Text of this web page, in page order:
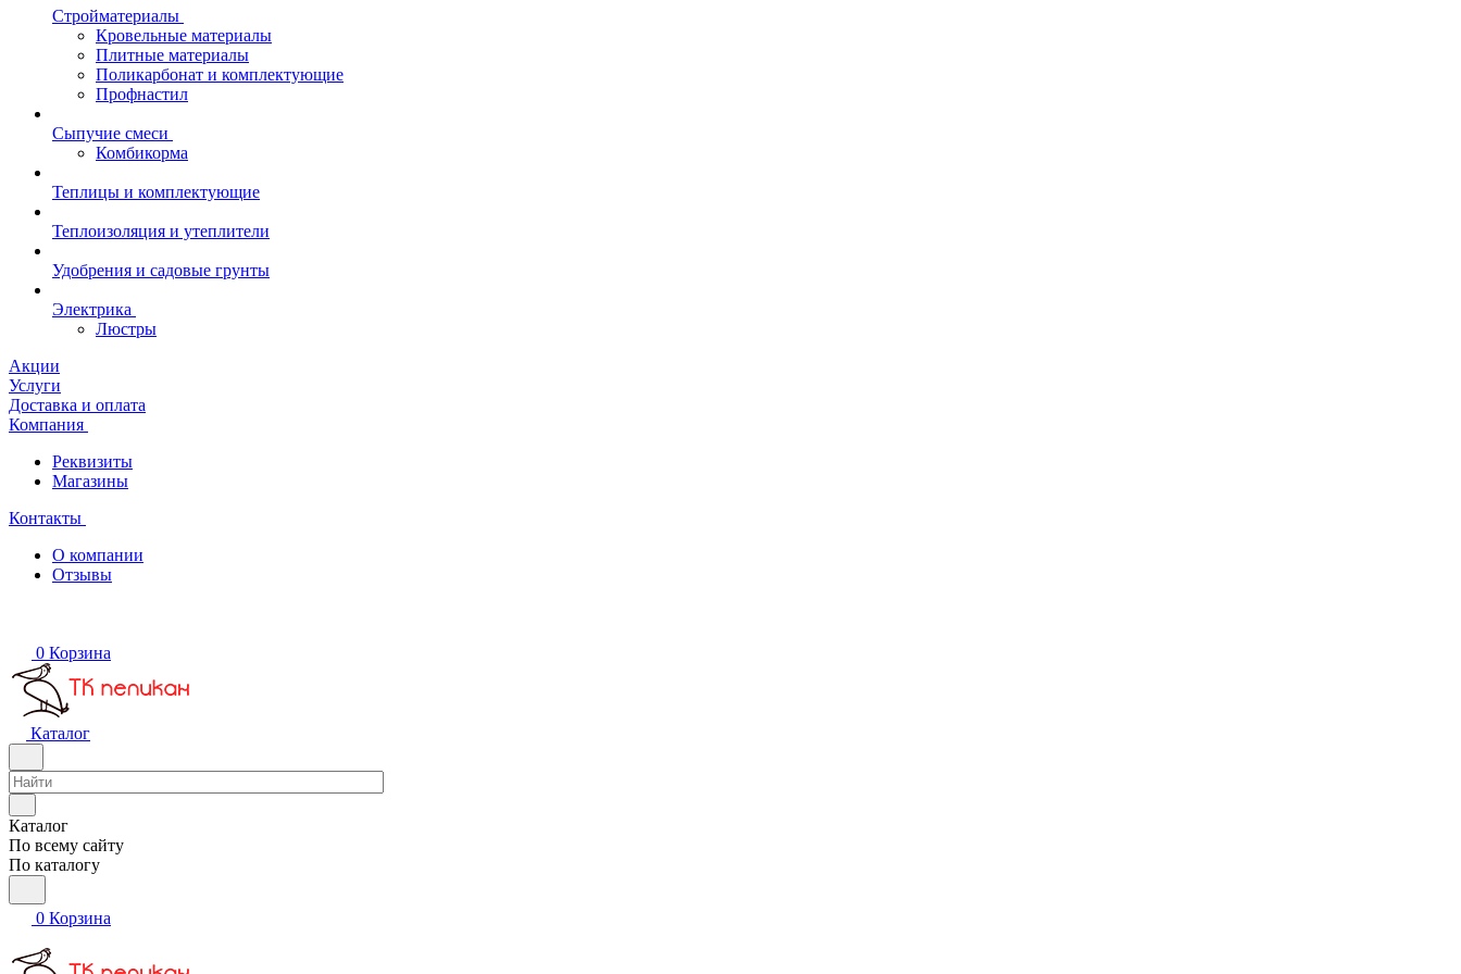
Стройматериалы
Кровельные материалы
Плитные материалы
Поликарбонат и комплектующие
Профнастил
Сыпучие смеси
Комбикорма
Теплицы и комплектующие
Теплоизоляция и утеплители
Удобрения и садовые грунты
Электрика
Люстры
Акции
Услуги
Доставка и оплата
Компания
Реквизиты
Магазины
Контакты
О компании
Отзывы
0 Корзина
Каталог
Каталог
По всему сайту
По каталогу
0 Корзина